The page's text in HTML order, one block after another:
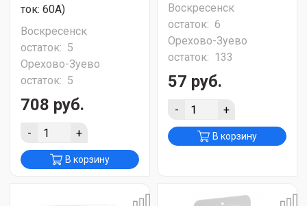
ток: 60А)
Воскресенск
остаток: 5
Орехово-Зуево
остаток: 5
708 руб.
- +
В корзину
Воскресенск
остаток: 6
Орехово-Зуево
остаток: 133
57 руб.
- +
В корзину